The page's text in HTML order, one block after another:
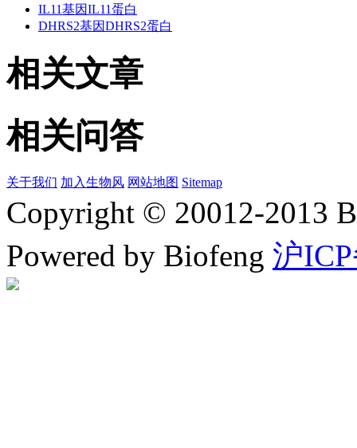
IL11基因IL11蛋白
DHRS2基因DHRS2蛋白
相关文章
相关问答
关于我们 加入生物风 网站地图 Sitemap
Copyright © 20012-2013
Powered by Biofeng 沪